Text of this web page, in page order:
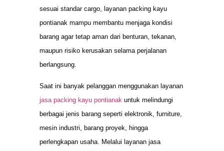
sesuai standar cargo, layanan packing kayu
pontianak mampu membantu menjaga kondisi
barang agar tetap aman dari benturan, tekanan,
maupun risiko kerusakan selama perjalanan
berlangsung.
Saat ini banyak pelanggan menggunakan layanan
jasa packing kayu pontianak untuk melindungi
berbagai jenis barang seperti elektronik, furniture,
mesin industri, barang proyek, hingga
perlengkapan usaha. Melalui layanan jasa